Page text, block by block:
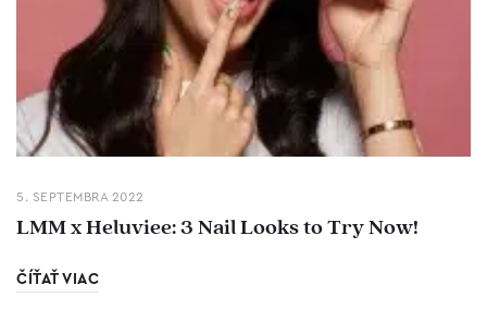
5. SEPTEMBRA 2022
LMM x Heluviee: 3 Nail Looks to Try Now!
ČÍŤAŤ VIAC